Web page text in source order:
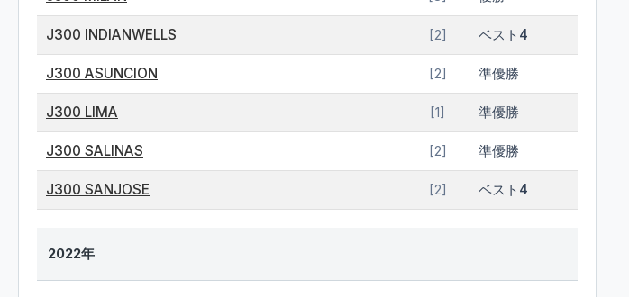
J300 INDIANWELLS [2] ベスト4
J300 ASUNCION [2] 準優勝
J300 LIMA [1] 準優勝
J300 SALINAS [2] 準優勝
J300 SANJOSE [2] ベスト4
2022年